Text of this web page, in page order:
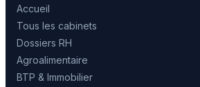
Accueil
Tous les cabinets
Dossiers RH
Agroalimentaire
BTP & Immobilier